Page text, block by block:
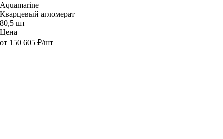
Aquamarine
Кварцевый агломерат
80,5 шт
Цена
от 150 605 ₽/шт